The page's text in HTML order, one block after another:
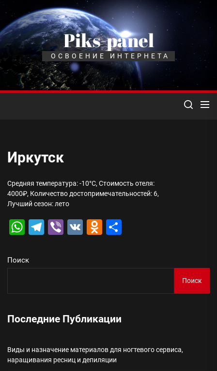
Перейти
содержимому
Piks-panel
ОСВОЕНИЕ ИНТЕРНЕТА
Иркутск
Средняя температура: -10°C, Стоимость отеля:
4000₽, Количество достопримечательностей: 6,
Лучший сезон: лето
WhatsApp
Telegram
Viber
VK Odnoklassniki
Поиск
Поиск
Последние Публикации
Виды и назначение материалов для ногтевого сервиса,
наращивания ресниц и депиляции